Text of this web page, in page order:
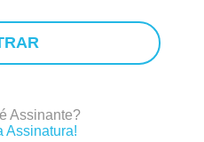
Assinante?
Assinatura!